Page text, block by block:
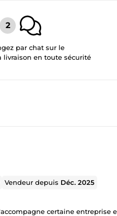
par chat sur le
livraison en toute sécurité
Vendeur depuis Déc. 2025
certaine entreprise